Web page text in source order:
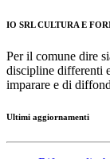
IO SRL CULTURA E
Per il comune dire
discipline differenti
imparare e di
Ultimi aggiornamenti